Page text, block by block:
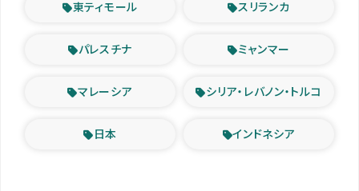
東ティモール スリランカ
パレスチナ ミャンマー
マレーシア シリア・レバノン・トルコ
日本 インドネシア